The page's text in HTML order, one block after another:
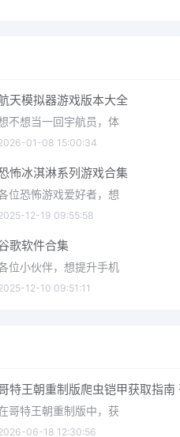
天模拟器游戏版本大全
不想当一回宇航员，体
01-08 15:00:34
怖冰淇淋系列游戏合集
位恐怖游戏爱好者，想
12-19 09:55:58
歌软件合集
位小伙伴，想提升手机
12-10 09:51:11
哥特王朝重制版中，获
06-18 12:30:56